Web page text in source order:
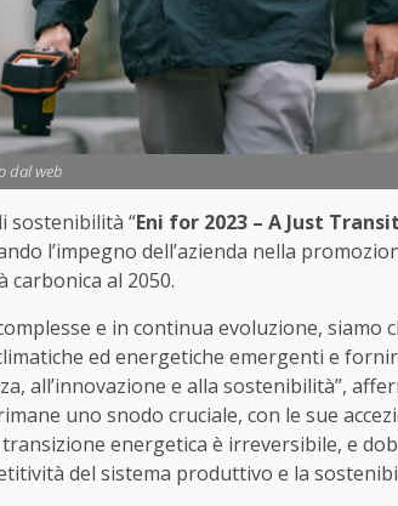
dal web
sostenibilità “Eni for 2023 – A Just
l’impegno dell’azienda nella
al 2050.
e in continua evoluzione, siamo
ed energetiche emergenti e
all’innovazione e alla sostenibilità”,
uno snodo cruciale, con le sue
energetica è irreversibile, e
del sistema produttivo e la